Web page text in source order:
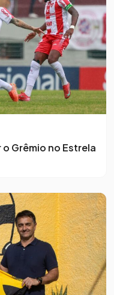
Grêmio no Estrela